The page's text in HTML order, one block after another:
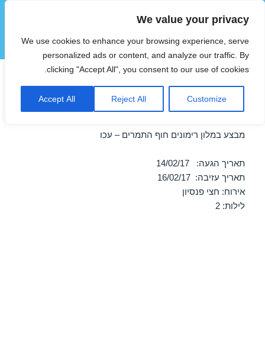
We value your privacy
We use cookies to enhance your browsing experience, serve
personalized ads or content, and analyze our traffic. By
clicking "Accept All", you consent to our use of cookies.
Customize
Reject All
Accept All
הוטצימר
תפריטים
ווידג'טים
חופשה במלון רימונים חוף
התמרים – עכו 14/02/2017
מבצע במלון רימונים חוף התמרים – עכו
תאריך הגעה: 14/02/17
תאריך עזיבה: 16/02/17
אירוח: חצי פנסיון
לילות: 2